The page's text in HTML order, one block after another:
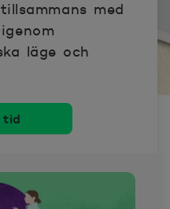
med
läge och
tid